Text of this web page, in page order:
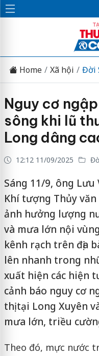
Home Xã hội Đời
Nguy cơ
sông khi lũ
Long dâng
12:12 11/09/2025
Sáng 11/9, ông
Khí tượng Thủy
ảnh hưởng lượng
và mưa lớn nội
kênh rạch trên địa
lên nhanh trong
xuất hiện các hiện
cảnh báo nguy cơ
thị tại Long Xuyên
mưa lớn, triều
Theo đó, mực nước